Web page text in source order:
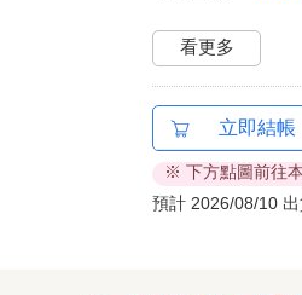
看更多
立即結帳
※ 下方點圖前往
預計 2026/08/10